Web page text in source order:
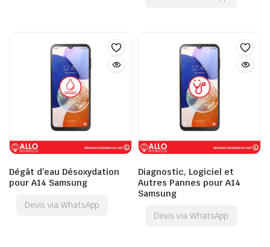
Dégât d’eau Désoxydation
pour A14 Samsung
Devis via WhatsApp
Diagnostic, Logiciel et
Autres Pannes pour A14
Samsung
Devis via WhatsApp